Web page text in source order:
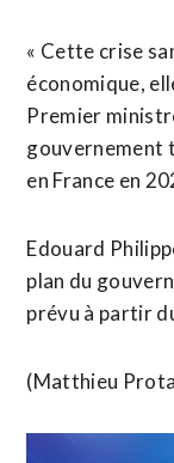
« Cette crise
économique,
Premier
gouvernement
en France en
Edouard
plan du
prévu à partir
(Matthieu